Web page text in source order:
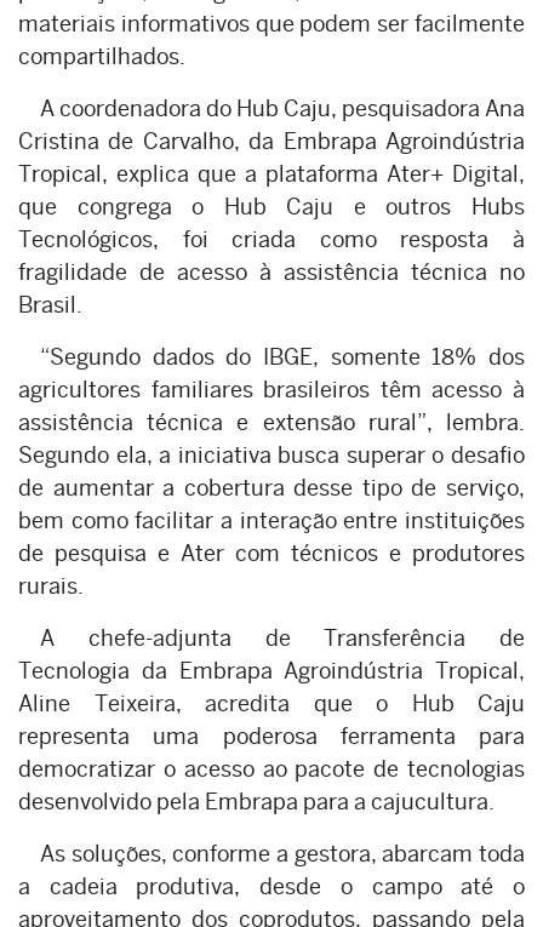
materiais informativos que podem ser facilmente
compartilhados.
A coordenadora do Hub Caju, pesquisadora Ana
Cristina de Carvalho, da Embrapa Agroindústria
Tropical, explica que a plataforma Ater+ Digital,
que congrega o Hub Caju e outros Hubs
Tecnológicos, foi criada como resposta à
fragilidade de acesso à assistência técnica no
Brasil.
“Segundo dados do IBGE, somente 18% dos
agricultores familiares brasileiros têm acesso à
assistência técnica e extensão rural”, lembra.
Segundo ela, a iniciativa busca superar o desafio
de aumentar a cobertura desse tipo de serviço,
bem como facilitar a interação entre instituições
de pesquisa e Ater com técnicos e produtores
rurais.
A chefe-adjunta de Transferência de
Tecnologia da Embrapa Agroindústria Tropical,
Aline Teixeira, acredita que o Hub Caju
representa uma poderosa ferramenta para
democratizar o acesso ao pacote de tecnologias
desenvolvido pela Embrapa para a cajucultura.
As soluções, conforme a gestora, abarcam toda
a cadeia produtiva, desde o campo até o
aproveitamento dos coprodutos, passando pela